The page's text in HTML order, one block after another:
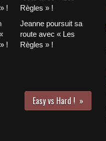
!
Jeanne poursuit sa
route avec « Les
Règles » !
Easy vs Hard !